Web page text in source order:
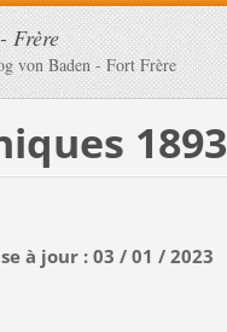
Frère
von Baden - Fort Frère
1893
à jour : 03 / 01 / 2023